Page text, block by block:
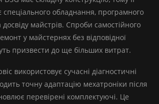
спеціального обладнання, програмного
майстрів. Спроби самостійного
у майстернях без відповідної
призвести до ще більших витрат.
використовує сучасні діагностичні
точну адаптацію мехатроніки після
перевірені комплектуючі. Це